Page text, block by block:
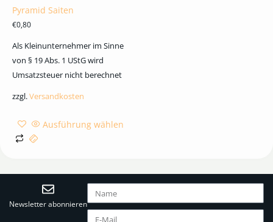
Pyramid Saiten
€0,80
Als Kleinunternehmer im Sinne
von § 19 Abs. 1 UStG wird
Umsatzsteuer nicht berechnet
zzgl.Versandkosten
Ausführung wählen
Newsletter abonnieren